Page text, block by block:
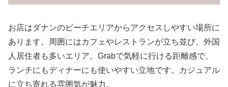
お店はダナンのビーチエリアからアクセスしやすい場所に
あります。周囲にはカフェやレストランが立ち並び、外国
人居住者も多いエリア。Grabで気軽に行ける距離感で、
ランチにもディナーにも使いやすい立地です。カジュアル
に立ち寄れる雰囲気が魅力。